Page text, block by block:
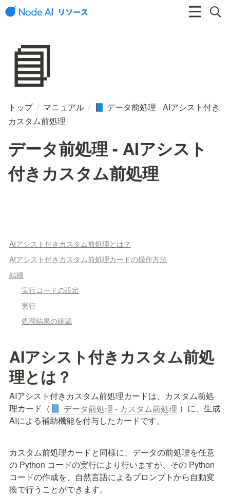
📘
トップ / マニュアル / 📘 データ前処理 - AIアシスト付き
カスタム前処理
データ前処理 - AIアシスト
付きカスタム前処理
AIアシスト付きカスタム前処理とは？
AIアシスト付きカスタム前処理カードの操作方法
結線
実行コードの設定
実行
処理結果の確認
AIアシスト付きカスタム前処
理とは？
AIアシスト付きカスタム前処理カードは、カスタム前処
理カード（
データ前処理 - カスタム前処理 ）に、生成
AIによる補助機能を付与したカードです。
カスタム前処理カードと同様に、データの前処理を任意
の Python コードの実行により行いますが、その Python
コードの作成を、自然言語によるプロンプトから自動変
換で行うことができます。